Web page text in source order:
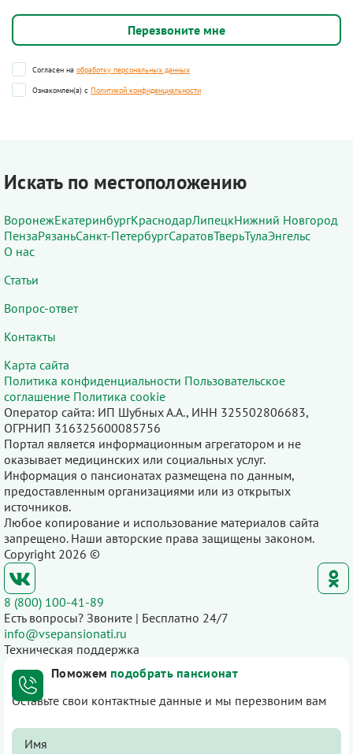
Согласен на обработку персональных данных
Ознакомлен(а) с Политикой конфиденциальности
Искать по местоположению
ВоронежЕкатеринбургКраснодарЛипецкНижний Новгород
ПензаРязаньСанкт-ПетербургСаратовТверьТулаЭнгельс
О нас
Статьи
Вопрос-ответ
Контакты
Карта сайта
Политика конфиденциальности Пользовательское
соглашение Политика cookie
Оператор сайта: ИП Шубных А.А., ИНН 325502806683,
ОГРНИП 316325600085756
Портал является информационным агрегатором и не
оказывает медицинских или социальных услуг.
Информация о пансионатах размещена по данным,
предоставленным организациями или из открытых
источников.
Любое копирование и использование материалов сайта
запрещено. Наши авторские права защищены законом.
Copyright 2026 ©
8 (800) 100-41-89
Есть вопросы? Звоните | Бесплатно 24/7
info@vsepansionati.ru
Техническая поддержка
Поможем подобрать пансионат
Оставьте свои контактные данные и мы перезвоним вам